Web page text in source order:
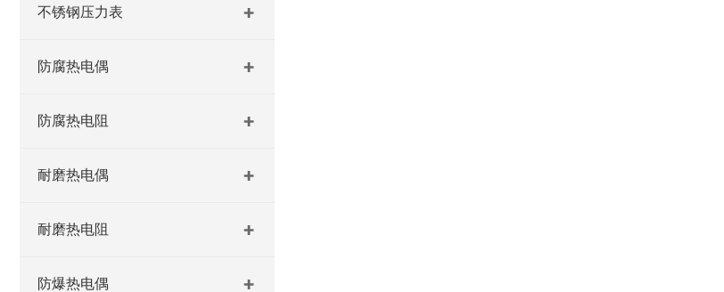
不锈钢压力表
防腐热电偶
防腐热电阻
耐磨热电偶
耐磨热电阻
防爆热电偶